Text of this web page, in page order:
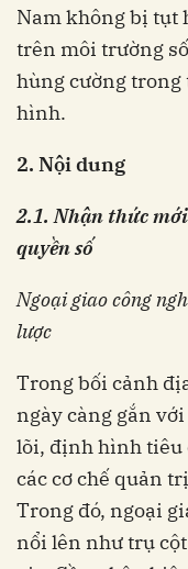
Nam không bị tụt
trên môi trường
hùng cường
hình.
2. Nội dung
2.1. Nhận thức
quyền số
Ngoại giao công
lược
Trong bối cảnh
ngày càng gắn
lõi, định hình tiêu
các cơ chế quản
Trong đó, ngoại
nổi lên như trụ